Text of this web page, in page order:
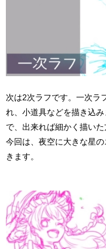
次は2次ラフです。一次ラ
れ、小道具などを描き込
で、出来れば細かく描いた
今回は、夜空に大きな星
きます。